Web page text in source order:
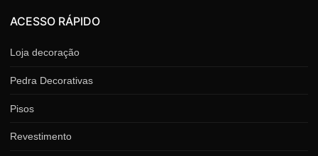
ACESSO RÁPIDO
Loja decoração
Pedra Decorativas
Pisos
Revestimento